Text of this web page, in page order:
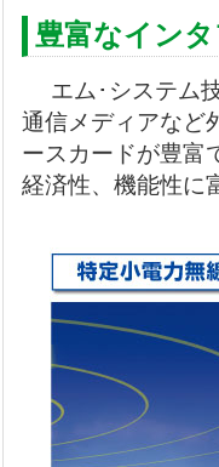
豊富なイン
エム･システム
通信メディアなど
ースカードが豊富
経済性、機能性に